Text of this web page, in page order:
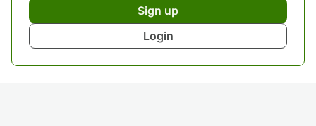
Sign up
Login